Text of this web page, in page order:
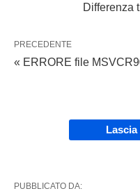
Differenza
PRECEDENTE
« ERRORE file
PUBBLICATO DA: